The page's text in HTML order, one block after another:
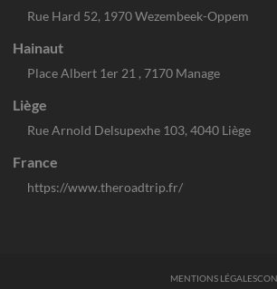
Rue Hard 52, 1970 Wezembeek-Oppem
Hainaut
Place Albert 1er 21 , 7170 Manage
Liège
Rue Arnold Delsupexhe 103, 4040 Liège
France
https://www.theroadtrip.fr/
MENTIONS LÉGALES